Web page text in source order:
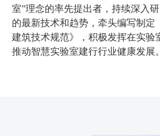
室”理念的率先提出者，持续深入
的最新技术和趋势，牵头编写制定
建筑技术规范》，积极发挥在实验
推动智慧实验室建行行业健康发展。